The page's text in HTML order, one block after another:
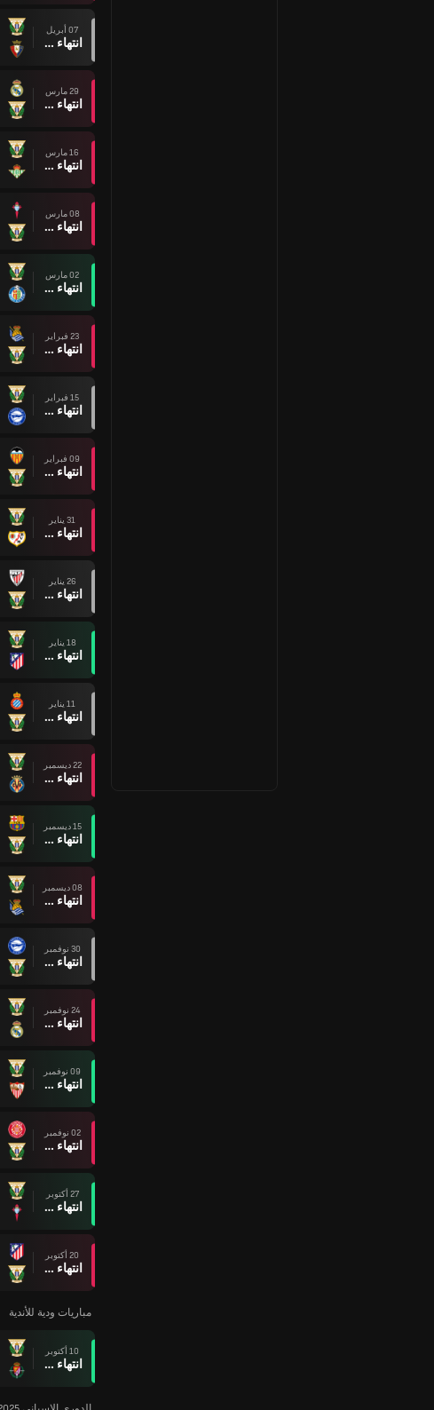
07 أبريل
انتهاء وقت المباراة
29 مارس
انتهاء وقت المباراة
16 مارس
انتهاء وقت المباراة
08 مارس
انتهاء وقت المباراة
02 مارس
انتهاء وقت المباراة
23 فبراير
انتهاء وقت المباراة
15 فبراير
انتهاء وقت المباراة
09 فبراير
انتهاء وقت المباراة
31 يناير
انتهاء وقت المباراة
26 يناير
انتهاء وقت المباراة
18 يناير
انتهاء وقت المباراة
11 يناير
انتهاء وقت المباراة
22 ديسمبر
انتهاء وقت المباراة
15 ديسمبر
انتهاء وقت المباراة
08 ديسمبر
انتهاء وقت المباراة
30 نوفمبر
انتهاء وقت المباراة
24 نوفمبر
انتهاء وقت المباراة
09 نوفمبر
انتهاء وقت المباراة
02 نوفمبر
انتهاء وقت المباراة
27 أكتوبر
انتهاء وقت المباراة
20 أكتوبر
انتهاء وقت المباراة
مباريات ودية للأندية
10 أكتوبر
انتهاء وقت المباراة